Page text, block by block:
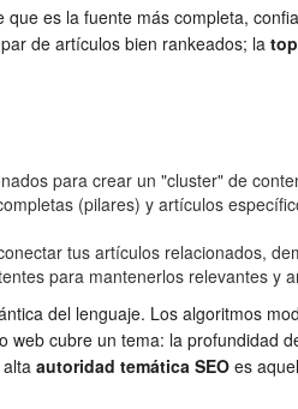
es la fuente más completa,
de artículos bien rankeados; la
para crear un "cluster" de
(pilares) y artículos
tus artículos relacionados,
para mantenerlos relevantes
del lenguaje. Los algoritmos
cubre un tema: la
autoridad temática SEO es